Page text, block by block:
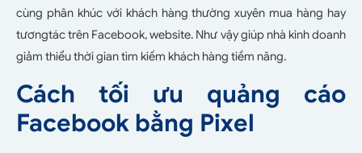
cùng phân khúc với khách hàng thường xuyên mua hàng hay
tươngtác trên Facebook, website. Như vậy giúp nhà kinh doanh
giảm thiểu thời gian tìm kiếm khách hàng tiềm năng.
Cách tối ưu quảng cáo
Facebook bằng Pixel